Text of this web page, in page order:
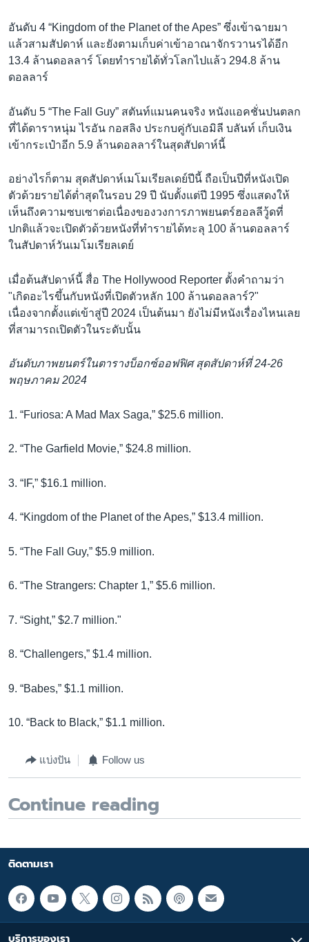
อันดับ 4 “Kingdom of the Planet of the Apes” ซึ่งเข้าฉายมา
แล้วสามสัปดาห์ และยังตามเก็บค่าเข้าอาณาจักรวานรได้อีก
13.4 ล้านดอลลาร์ โดยทำรายได้ทั่วโลกไปแล้ว 294.8 ล้าน
ดอลลาร์
อันดับ 5 “The Fall Guy” สตันท์แมนคนจริง หนังแอคชั่นปนตลก
ที่ได้ดาราหนุ่ม ไรอัน กอสลิง ประกบคู่กับเอมิลี บลันท์ เก็บเงิน
เข้ากระเป๋าอีก 5.9 ล้านดอลลาร์ในสุดสัปดาห์นี้
อย่างไรก็ตาม สุดสัปดาห์เมโมเรียลเดย์ปีนี้ ถือเป็นปีที่หนังเปิด
ตัวด้วยรายได้ต่ำสุดในรอบ 29 ปี นับตั้งแต่ปี 1995 ซึ่งแสดงให้
เห็นถึงความซบเซาต่อเนื่องของวงการภาพยนตร์ฮอลลีวู้ดที่
ปกติแล้วจะเปิดตัวด้วยหนังที่ทำรายได้ทะลุ 100 ล้านดอลลาร์
ในสัปดาห์วันเมโมเรียลเดย์
เมื่อต้นสัปดาห์นี้ สื่อ The Hollywood Reporter ตั้งคำถามว่า
"เกิดอะไรขึ้นกับหนังที่เปิดตัวหลัก 100 ล้านดอลลาร์?"
เนื่องจากตั้งแต่เข้าสู่ปี 2024 เป็นต้นมา ยังไม่มีหนังเรื่องไหนเลย
ที่สามารถเปิดตัวในระดับนั้น
อันดับภาพยนตร์ในตารางบ็อกซ์ออฟฟิศ สุดสัปดาห์ที่ 24-26
พฤษภาคม 2024
1. “Furiosa: A Mad Max Saga,” $25.6 million.
2. “The Garfield Movie,” $24.8 million.
3. “IF,” $16.1 million.
4. “Kingdom of the Planet of the Apes,” $13.4 million.
5. “The Fall Guy,” $5.9 million.
6. “The Strangers: Chapter 1,” $5.6 million.
7. “Sight,” $2.7 million."
8. “Challengers,” $1.4 million.
9. “Babes,” $1.1 million.
10. “Back to Black,” $1.1 million.
แบ่งปัน Follow us
Continue reading
ติดตามเรา
บริการของเรา